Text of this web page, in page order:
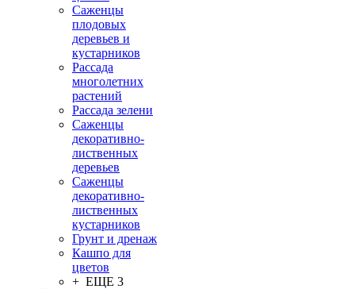
Саженцы
плодовых
деревьев и
кустарников
Рассада
многолетних
растений
Рассада зелени
Саженцы
декоративно-
лиственных
деревьев
Саженцы
декоративно-
лиственных
кустарников
Грунт и дренаж
Кашпо для
цветов
+ ЕЩЕ 3